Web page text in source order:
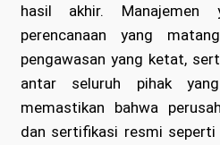
hasil akhir. Manajemen
perencanaan yang
pengawasan yang ketat,
antar seluruh pihak
memastikan bahwa
dan sertifikasi resmi seperti